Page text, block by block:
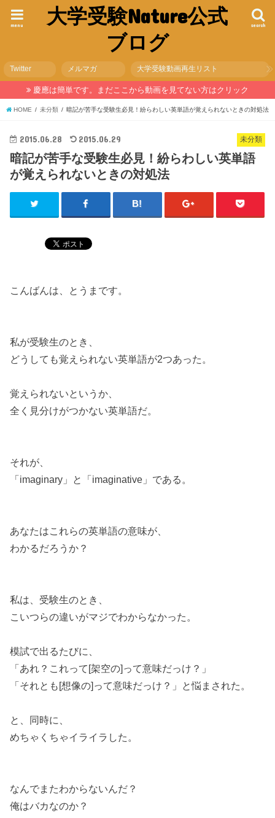
大学受験Nature公式
ブログ
search
menu
Twitter メルマガ 大学受験動画再生リスト
慶應は簡単です。まだここから動画を見てない方はクリック
HOME 未分類 暗記が苦手な受験生必見！紛らわしい英単語が覚えられないときの対処法
未分類
2015.06.28 2015.06.29
暗記が苦手な受験生必見！紛らわしい英単語
が覚えられないときの対処法
こんばんは、とうまです。
私が受験生のとき、
どうしても覚えられない英単語が2つあった。
覚えられないというか、
全く見分けがつかない英単語だ。
それが、
「imaginary」と「imaginative」である。
あなたはこれらの英単語の意味が、
わかるだろうか？
私は、受験生のとき、
こいつらの違いがマジでわからなかった。
模試で出るたびに、
「あれ？これって[架空の]って意味だっけ？」
「それとも[想像の]って意味だっけ？」と悩まされた。
と、同時に、
めちゃくちゃイライラした。
なんでまたわからないんだ？
俺はバカなのか？